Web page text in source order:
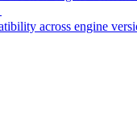
across engine